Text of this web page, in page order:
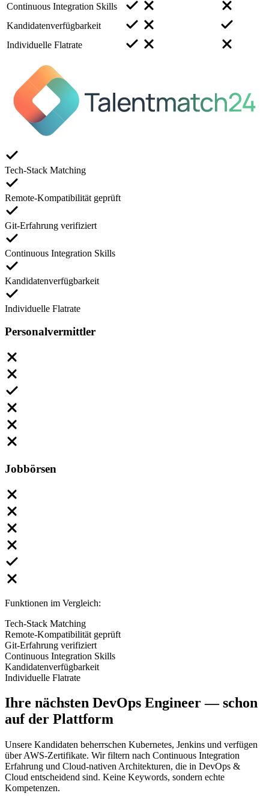
Continuous Integration Skills
Kandidatenverfügbarkeit
Individuelle Flatrate
Tech-Stack Matching
Remote-Kompatibilität geprüft
Git-Erfahrung verifiziert
Continuous Integration Skills
Kandidatenverfügbarkeit
Individuelle Flatrate
Personalvermittler
Jobbörsen
Funktionen im Vergleich:
Tech-Stack Matching
Remote-Kompatibilität geprüft
Git-Erfahrung verifiziert
Continuous Integration Skills
Kandidatenverfügbarkeit
Individuelle Flatrate
Ihre nächsten DevOps Engineer— schon
auf der Plattform
Unsere Kandidaten beherrschen Kubernetes, Jenkins und verfügen
über AWS-Zertifikate. Wir filtern nach Continuous Integration
Erfahrung und Cloud-nativen Architekturen, die in DevOps &
Cloud entscheidend sind. Keine Keywords, sondern echte
Kompetenzen.